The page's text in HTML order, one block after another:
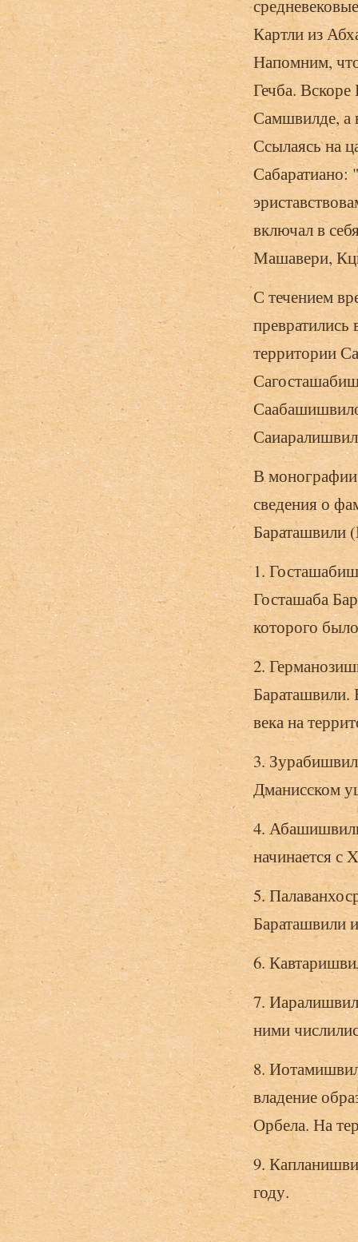
Картли из
Напомним,
Гечба.
Самшвилде, а
Ссылаясь на
Сабаратиано:
включал в
Машавери,
С течением
превратились
территории
В
сведения о
Бараташвили
1.
Госташаба
которого
2.
Бараташвили.
века на
3.
Дманисском
4.
начинается с
5.
Бараташвили
6.
7.
ними
8.
владение
Орбела. На
9.
году.